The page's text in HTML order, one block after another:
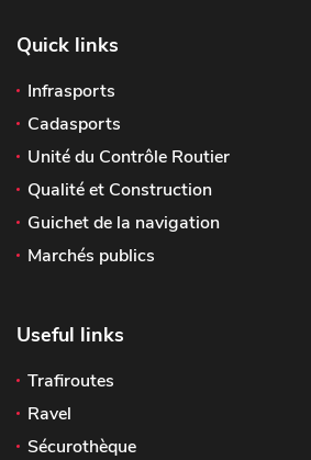
Quick links
Infrasports
Cadasports
Unité du Contrôle Routier
Qualité et Construction
Guichet de la navigation
Marchés publics
Useful links
Trafiroutes
Ravel
Sécurothèque